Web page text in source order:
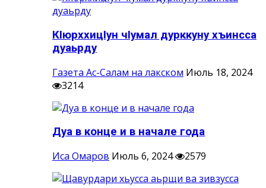
КIюрххицIун чIумал дурккуну хъинсса
дуаьрду
Газета Ас-Салам на лакском Июль 18, 2024
3214
Дуа в конце и в начале года
Иса Омаров Июль 6, 2024 2579